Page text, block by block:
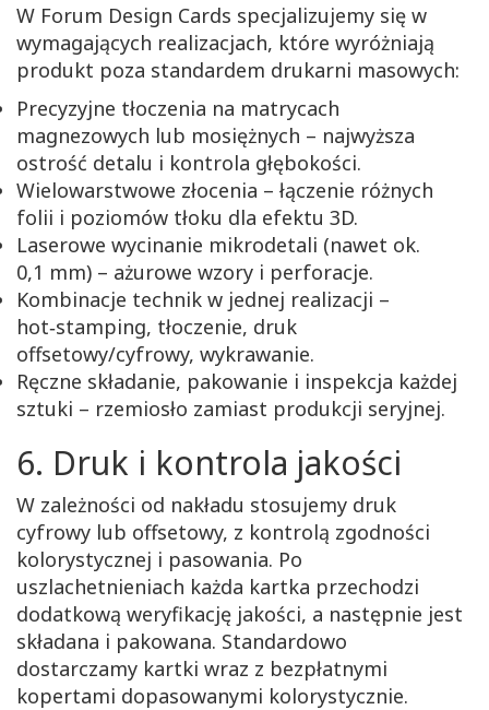
W Forum Design Cards specjalizujemy się w
wymagających realizacjach, które wyróżniają
produkt poza standardem drukarni masowych:
Precyzyjne tłoczenia na matrycach
magnezowych lub mosiężnych – najwyższa
ostrość detalu i kontrola głębokości.
Wielowarstwowe złocenia – łączenie różnych
folii i poziomów tłoku dla efektu 3D.
Laserowe wycinanie mikrodetali (nawet ok.
0,1 mm) – ażurowe wzory i perforacje.
Kombinacje technik w jednej realizacji –
hot‑stamping, tłoczenie, druk
offsetowy/cyfrowy, wykrawanie.
Ręczne składanie, pakowanie i inspekcja każdej
sztuki – rzemiosło zamiast produkcji seryjnej.
6. Druk i kontrola jakości
W zależności od nakładu stosujemy druk
cyfrowy lub offsetowy, z kontrolą zgodności
kolorystycznej i pasowania. Po
uszlachetnieniach każda kartka przechodzi
dodatkową weryfikację jakości, a następnie jest
składana i pakowana. Standardowo
dostarczamy kartki wraz z bezpłatnymi
kopertami dopasowanymi kolorystycznie.